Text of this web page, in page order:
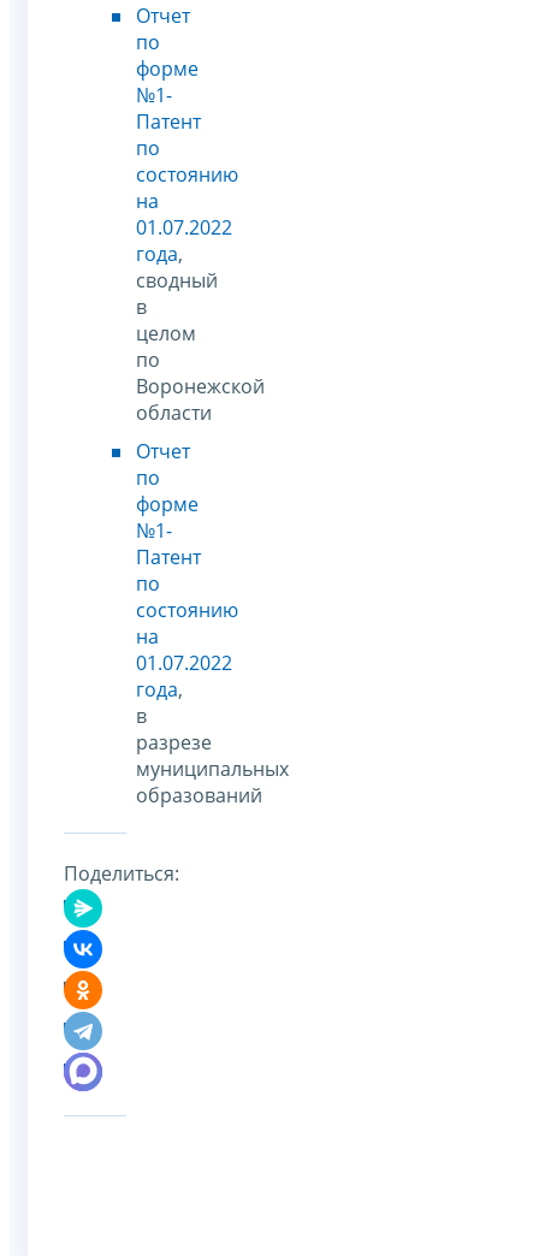
Отчет
по
форме
№1-
Патент
по
состоянию
на
01.07.2022
года,
сводный
в
целом
по
Воронежской
области
Отчет
по
форме
№1-
Патент
по
состоянию
на
01.07.2022
года,
в
разрезе
муниципальных
образований
Поделиться: